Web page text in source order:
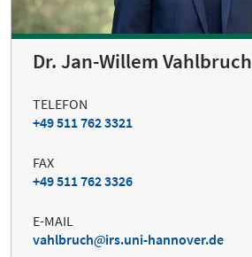
Dr. Jan-Willem Vahlbruch
TELEFON
+49 511 762 3321
FAX
+49 511 762 3326
E-MAIL
vahlbruch
irs.uni-hannover.de